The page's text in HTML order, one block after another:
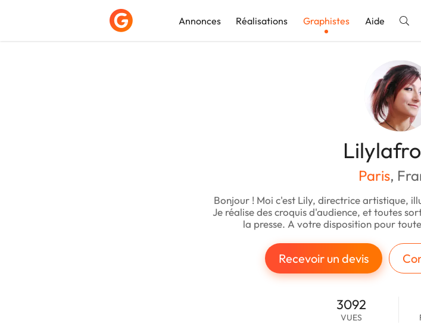
Annonces Réalisations Graphistes Aide
Paris,
Bonjour ! Moi c'est Lily, directrice artistique,
Je réalise des croquis d'audience, et toutes
la presse. A votre disposition pour
Recevoir un devis
3092
VUES